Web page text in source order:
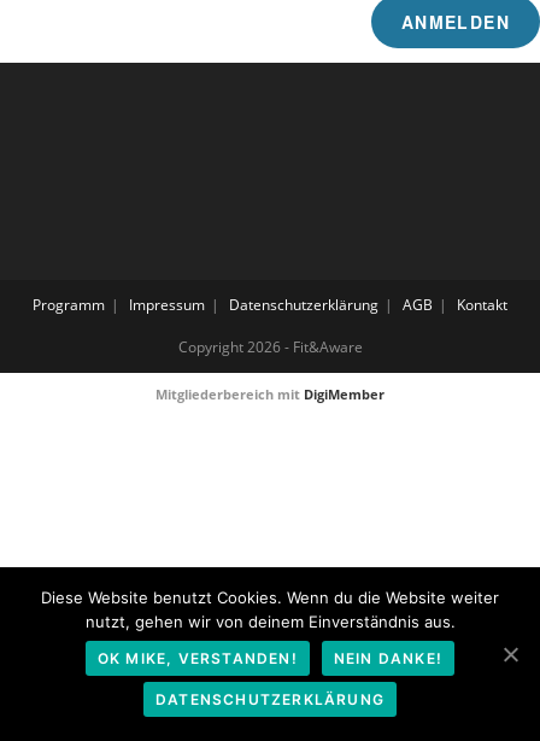
Programm Impressum Datenschutzerklärung AGB Kontakt
Copyright 2026 - Fit&Aware
Mitgliederbereich mit DigiMember
Diese Website benutzt Cookies. Wenn du die Website weiter
nutzt, gehen wir von deinem Einverständnis aus.
OK MIKE, VERSTANDEN! NEIN DANKE!
DATENSCHUTZERKLÄRUNG